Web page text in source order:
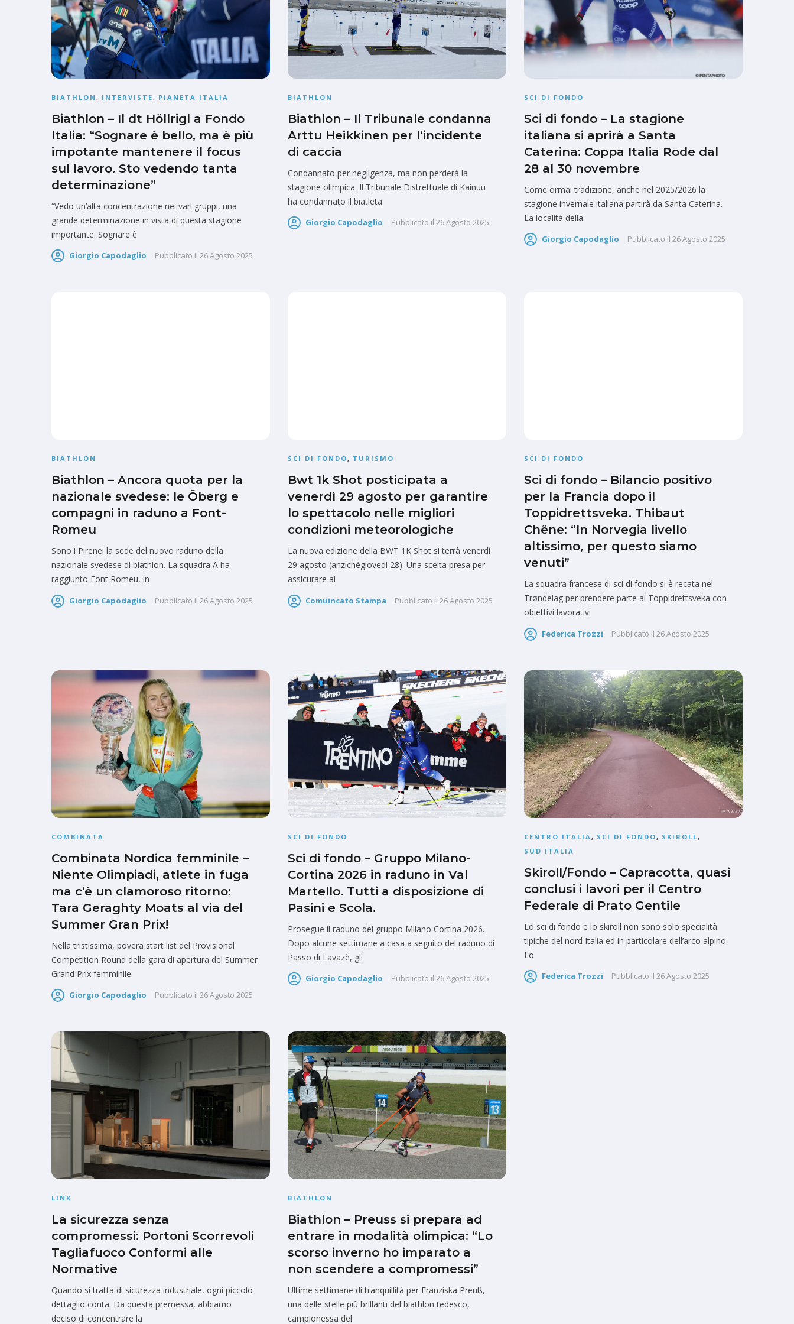
BIATHLON , INTERVISTE, PIANETA ITALIA
Biathlon – Il dt Höllrigl a Fondo
Italia: “Sognare è bello, ma è più
impotante mantenere il focus
sul lavoro. Sto vedendo tanta
determinazione”
“Vedo un’alta concentrazione nei vari gruppi, una
grande determinazione in vista di questa stagione
importante. Sognare è
Giorgio Capodaglio Pubblicato il 26 Agosto 2025
BIATHLON
Biathlon – Il Tribunale condanna
Arttu Heikkinen per l’incidente
di caccia
Condannato per negligenza, ma non perderà la
stagione olimpica. Il Tribunale Distrettuale di Kainuu
ha condannato il biatleta
Giorgio Capodaglio Pubblicato il 26 Agosto 2025
SCI DI FONDO
Sci di fondo – La stagione
italiana si aprirà a Santa
Caterina: Coppa Italia Rode dal
28 al 30 novembre
Come ormai tradizione, anche nel 2025/2026 la
stagione invernale italiana partirà da Santa Caterina.
La località della
Giorgio Capodaglio Pubblicato il 26 Agosto 2025
BIATHLON
Biathlon – Ancora quota per la
nazionale svedese: le Öberg e
compagni in raduno a Font-
Romeu
Sono i Pirenei la sede del nuovo raduno della
nazionale svedese di biathlon. La squadra A ha
raggiunto Font Romeu, in
Giorgio Capodaglio Pubblicato il 26 Agosto 2025
SCI DI FONDO, TURISMO
Bwt 1k Shot posticipata a
venerdì 29 agosto per garantire
lo spettacolo nelle migliori
condizioni meteorologiche
La nuova edizione della BWT 1K Shot si terrà venerdì
29 agosto (anzichégiovedì 28). Una scelta presa per
assicurare al
Comuincato Stampa Pubblicato il 26 Agosto 2025
SCI DI FONDO
Sci di fondo – Bilancio positivo
per la Francia dopo il
Toppidrettsveka. Thibaut
Chêne: “In Norvegia livello
altissimo, per questo siamo
venuti”
La squadra francese di sci di fondo si è recata nel
Trøndelag per prendere parte al Toppidrettsveka con
obiettivi lavorativi
Federica Trozzi Pubblicato il 26 Agosto 2025
COMBINATA
Combinata Nordica femminile –
Niente Olimpiadi, atlete in fuga
ma c’è un clamoroso ritorno:
Tara Geraghty Moats al via del
Summer Gran Prix!
Nella tristissima, povera start list del Provisional
Competition Round della gara di apertura del Summer
Grand Prix femminile
Giorgio Capodaglio Pubblicato il 26 Agosto 2025
SCI DI FONDO
Sci di fondo – Gruppo Milano-
Cortina 2026 in raduno in Val
Martello. Tutti a disposizione di
Pasini e Scola.
Prosegue il raduno del gruppo Milano Cortina 2026.
Dopo alcune settimane a casa a seguito del raduno di
Passo di Lavazè, gli
Giorgio Capodaglio Pubblicato il 26 Agosto 2025
CENTRO ITALIA , SCI DI FONDO, SKIROLL,
SUD ITALIA
Skiroll/Fondo – Capracotta, quasi
conclusi i lavori per il Centro
Federale di Prato Gentile
Lo sci di fondo e lo skiroll non sono solo specialità
tipiche del nord Italia ed in particolare dell’arco alpino.
Lo
Federica Trozzi Pubblicato il 26 Agosto 2025
LINK
La sicurezza senza
compromessi: Portoni Scorrevoli
Tagliafuoco Conformi alle
Normative
Quando si tratta di sicurezza industriale, ogni piccolo
dettaglio conta. Da questa premessa, abbiamo
deciso di concentrare la
BIATHLON
Biathlon – Preuss si prepara ad
entrare in modalità olimpica: “Lo
scorso inverno ho imparato a
non scendere a compromessi”
Ultime settimane di tranquillità per Franziska Preuß,
una delle stelle più brillanti del biathlon tedesco,
campionessa del